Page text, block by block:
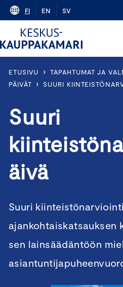
Skip
content
FI EN SV
ETUSIVU › TAPAHTUMAT JA
PÄIVÄT
› SUURI
Suuri
äivä
Suuri
ajankohtaiskatsauksen
sen lainsäädäntöön